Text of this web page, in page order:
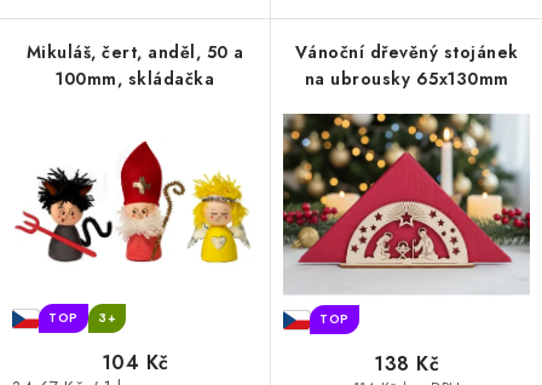
Mikuláš, čert, anděl, 50 a
100mm, skládačka
TOP 3+
104 Kč
Vánoční dřevěný stojánek
na ubrousky 65x130mm
TOP
138 Kč